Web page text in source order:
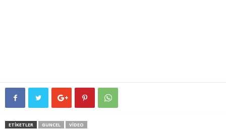
ETIKETLER GUNCEL VIDEO